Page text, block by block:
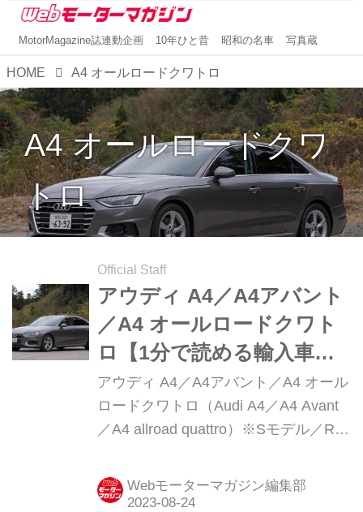
MotorMagazine誌連動企画 10年ひと昔 昭和の名車 写真蔵
HOME A4 オールロードクワトロ
A4 オールロードクワ
トロ
Official Staff
アウディ A4／A4アバント
／A4 オールロードクワト
ロ【1分で読める輸入車解
説／2023年版】
アウディ A4／A4アバント／A4 オール
ロードクワトロ（Audi A4／A4 Avant
／A4 allroad quattro）※Sモデル／RS
2月8日車両価格：479万円〜1316万円
Webモーターマガジン編集部